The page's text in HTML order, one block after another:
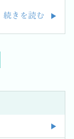
続きを読む